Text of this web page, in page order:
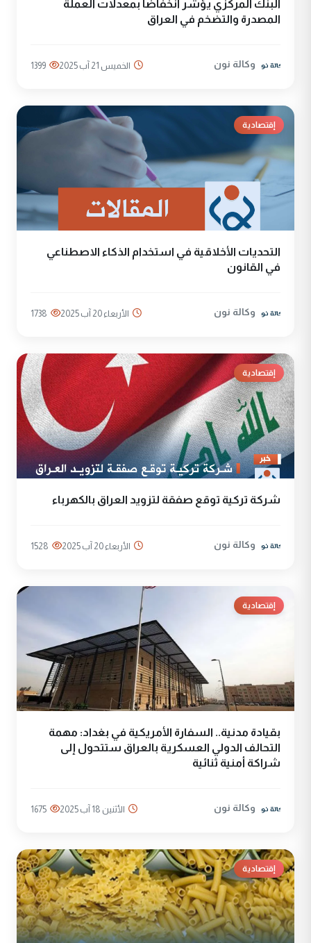
البنك المركزي يؤشر انخفاضاً بمعدلات العملة
المصدرة والتضخم في العراق
وكالة نون الخميس 21 آب 2025 1399
إقتصادية
التحديات الأخلاقية في استخدام الذكاء الاصطناعي
في القانون
وكالة نون الأربعاء 20 آب 2025 1738
إقتصادية
شركة تركية توقع صفقة لتزويد العراق بالكهرباء
وكالة نون الأربعاء 20 آب 2025 1528
إقتصادية
بقيادة مدنية.. السفارة الأمريكية في بغداد: مهمة
التحالف الدولي العسكرية بالعراق ستتحول إلى
شراكة أمنية ثنائية
وكالة نون الأثنين 18 آب 2025 1675
إقتصادية